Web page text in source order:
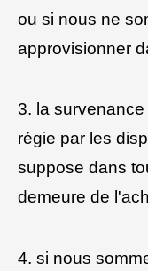
ou si nous ne
approvisionner
3. la
régie par les
suppose dans
demeure de
4. si nous